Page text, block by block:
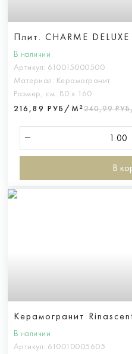
Плит. CHARME
В наличии
Артикул: 610015000500
Материал: Керамогранит
Размер, см: 80 х 160
216,89 РУБ/М²240,99
В
Керамогранит
В наличии
Артикул: 610010005605